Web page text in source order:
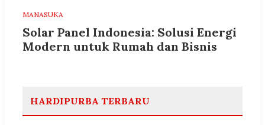
MANASUKA
Solar Panel Indonesia: Solusi Energi
Modern untuk Rumah dan Bisnis
HARDIPURBA TERBARU